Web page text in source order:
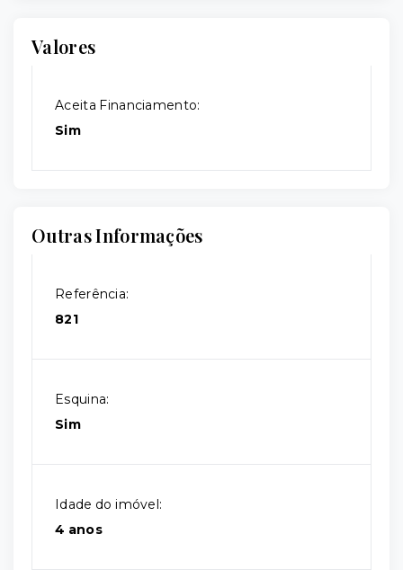
Valores
Aceita Financiamento:
Sim
Outras Informações
Referência:
821
Esquina:
Sim
Idade do imóvel:
4 anos